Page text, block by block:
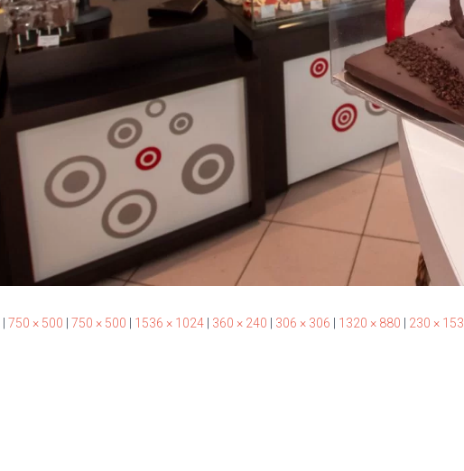
750 × 500 750 × 500 1536 × 1024 360 × 240 306 × 306 1320 × 880 230 × 153